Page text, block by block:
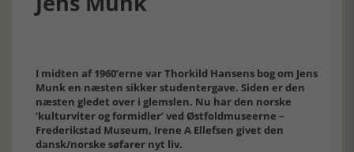
I midten af 1960’erne var Thorkild Hansens bog om Jens
Munk en næsten sikker studentergave. Siden er den
næsten gledet over i glemslen. Nu har den norske
’kulturviter og formidler’ ved Østfoldmuseerne –
Frederikstad Museum, Irene A Ellefsen givet den
dansk/norske søfarer nyt liv.